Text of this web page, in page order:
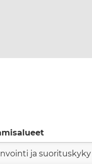
ja suorituskyky